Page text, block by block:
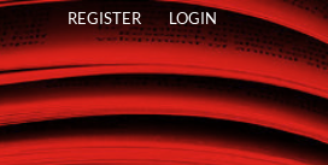
REGISTER LOGIN